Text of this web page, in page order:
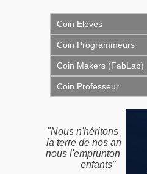
Coin Elèves
Coin Programmeurs
Coin Makers (FabLab)
Coin Professeur
"Nous n'héritons pas de
la terre de nos ancêtres,
nous l'empruntons à nos
enfants"